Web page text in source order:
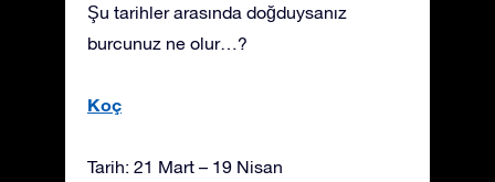
Şu tarihler arasında doğduysanız
burcunuz ne olur…?
Koç
Tarih: 21 Mart – 19 Nisan